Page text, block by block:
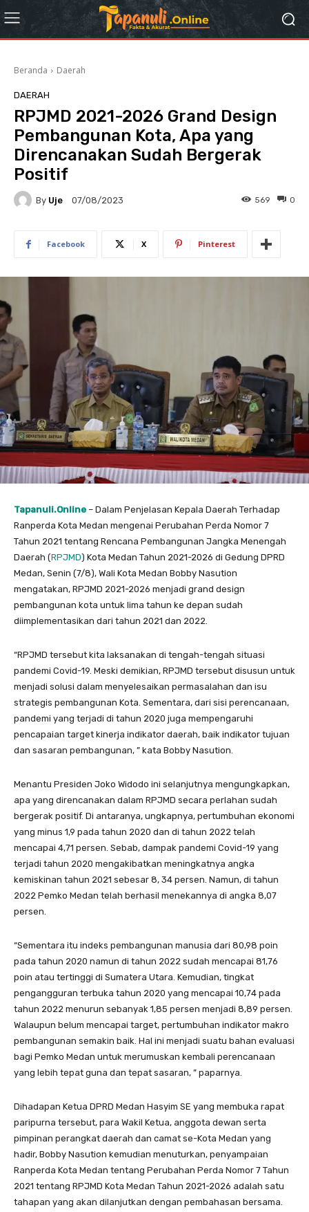
Beranda Daerah
DAERAH
RPJMD 2021-2026 Grand Design
Pembangunan Kota, Apa yang
Direncanakan Sudah Bergerak
Positif
By Uje 07/08/2023 0
569
Facebook X Pinterest
Tapanuli.Online – Dalam Penjelasan Kepala Daerah Terhadap
Ranperda Kota Medan mengenai Perubahan Perda Nomor 7
Tahun 2021 tentang Rencana Pembangunan Jangka Menengah
Daerah (RPJMD) Kota Medan Tahun 2021-2026 di Gedung DPRD
Medan, Senin (7/8), Wali Kota Medan Bobby Nasution
mengatakan, RPJMD 2021-2026 menjadi grand design
pembangunan kota untuk lima tahun ke depan sudah
diimplementasikan dari tahun 2021 dan 2022.
“RPJMD tersebut kita laksanakan di tengah-tengah situasi
pandemi Covid-19. Meski demikian, RPJMD tersebut disusun untuk
menjadi solusi dalam menyelesaikan permasalahan dan isu
strategis pembangunan Kota. Sementara, dari sisi perencanaan,
pandemi yang terjadi di tahun 2020 juga mempengaruhi
pencapaian target kinerja indikator daerah, baik indikator tujuan
dan sasaran pembangunan, ” kata Bobby Nasution.
Menantu Presiden Joko Widodo ini selanjutnya mengungkapkan,
apa yang direncanakan dalam RPJMD secara perlahan sudah
bergerak positif. Di antaranya, ungkapnya, pertumbuhan ekonomi
yang minus 1,9 pada tahun 2020 dan di tahun 2022 telah
mencapai 4,71 persen. Sebab, dampak pandemi Covid-19 yang
terjadi tahun 2020 mengakibatkan meningkatnya angka
kemiskinan tahun 2021 sebesar 8, 34 persen. Namun, di tahun
2022 Pemko Medan telah berhasil menekannya di angka 8,07
persen.
“Sementara itu indeks pembangunan manusia dari 80,98 poin
pada tahun 2020 namun di tahun 2022 sudah mencapai 81,76
poin atau tertinggi di Sumatera Utara. Kemudian, tingkat
pengangguran terbuka tahun 2020 yang mencapai 10,74 pada
tahun 2022 menurun sebanyak 1,85 persen menjadi 8,89 persen.
Walaupun belum mencapai target, pertumbuhan indikator makro
pembangunan semakin baik. Hal ini menjadi suatu bahan evaluasi
bagi Pemko Medan untuk merumuskan kembali perencanaan
yang lebih tepat guna dan tepat sasaran, ” paparnya.
Dihadapan Ketua DPRD Medan Hasyim SE yang membuka rapat
paripurna tersebut, para Wakil Ketua, anggota dewan serta
pimpinan perangkat daerah dan camat se-Kota Medan yang
hadir, Bobby Nasution kemudian menuturkan, penyampaian
Ranperda Kota Medan tentang Perubahan Perda Nomor 7 Tahun
2021 tentang RPJMD Kota Medan Tahun 2021-2026 adalah satu
tahapan yang akan dilanjutkan dengan pembahasan bersama.